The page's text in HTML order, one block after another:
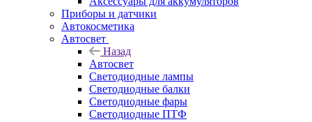
Приборы и датчики
Автокосметика
Автосвет
Назад
Автосвет
Светодиодные лампы
Светодиодные балки
Светодиодные фары
Светодиодные ПТФ